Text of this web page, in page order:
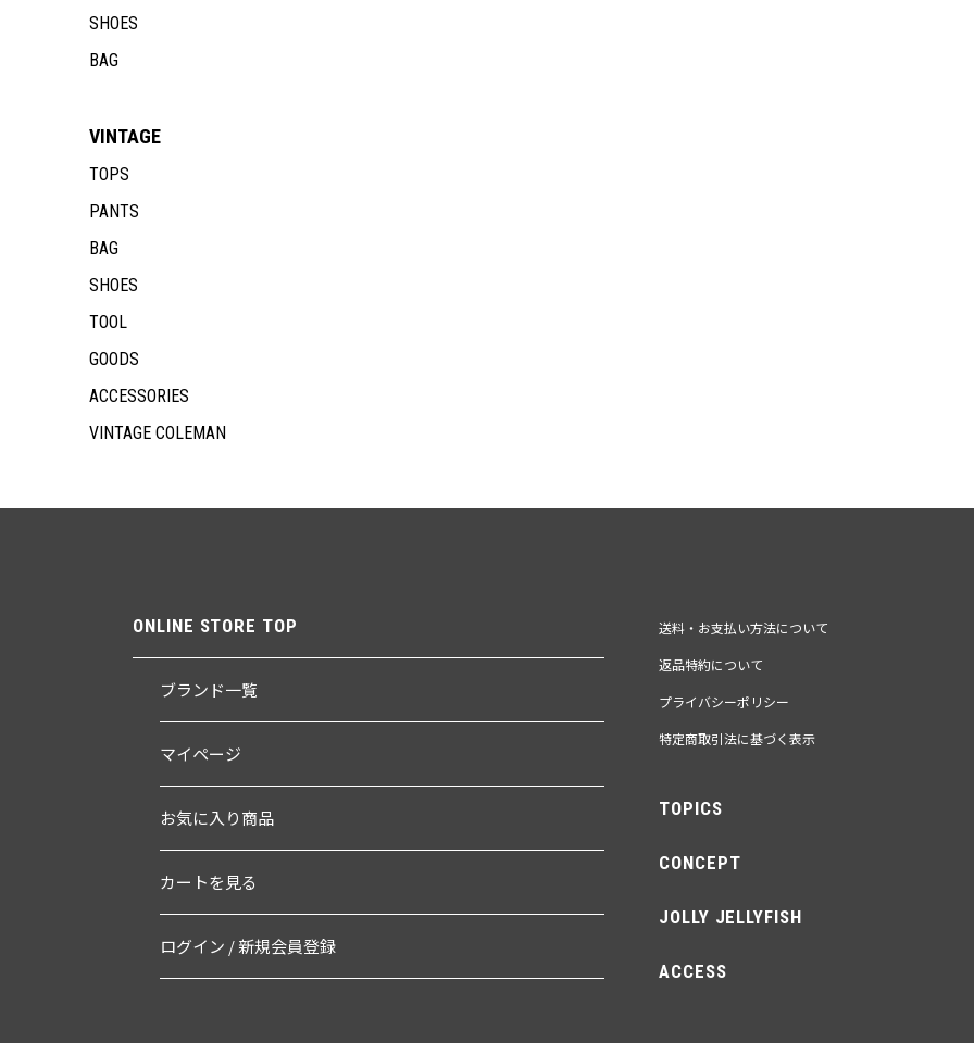
SHOES
BAG
VINTAGE
TOPS
PANTS
BAG
SHOES
TOOL
GOODS
ACCESSORIES
VINTAGE COLEMAN
ONLINE STORE TOP
ブランド一覧
マイページ
お気に入り商品
カートを見る
ログイン / 新規会員登録
送料・お支払い方法について
返品特約について
プライバシーポリシー
特定商取引法に基づく表示
TOPICS
CONCEPT
JOLLY JELLYFISH
ACCESS